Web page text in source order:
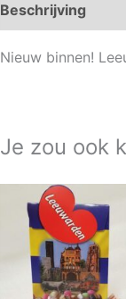
Beschrijving
Nieuw binnen!
Je zou ook